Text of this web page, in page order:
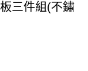
三件組(不鏽